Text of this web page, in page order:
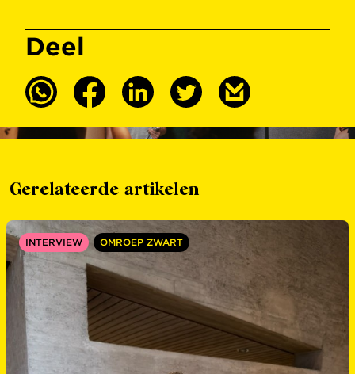
Deel
Gerelateerde artikelen
INTERVIEW OMROEP ZWART